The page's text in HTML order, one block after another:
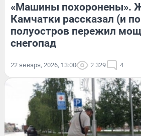
«Машины похоронены».
Камчатки рассказал (и
полуостров пережил
снегопад
22 января, 2026, 13:00 2 329 4